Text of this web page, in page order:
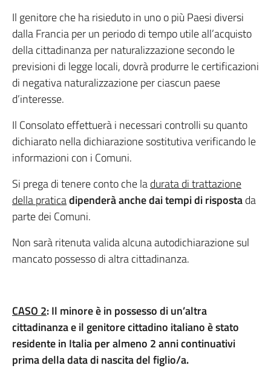
Il genitore che ha risieduto in uno o più Paesi diversi
dalla Francia per un periodo di tempo utile all’acquisto
della cittadinanza per naturalizzazione secondo le
previsioni di legge locali, dovrà produrre le certificazioni
di negativa naturalizzazione per ciascun paese
d’interesse.
Il Consolato effettuerà i necessari controlli su quanto
dichiarato nella dichiarazione sostitutiva verificando le
informazioni con i Comuni.
Si prega di tenere conto che ladurata di trattazione
della praticadipenderà anche dai tempi di rispostada
parte dei Comuni.
Non sarà ritenuta valida alcuna autodichiarazione sul
mancato possesso di altra cittadinanza.
CASO 2: Il minoreè in possesso di un’altra
cittadinanzae il genitore cittadino italiano è stato
residente in Italia per almeno 2 anni continuativi
prima della data di nascita del figlio/a.